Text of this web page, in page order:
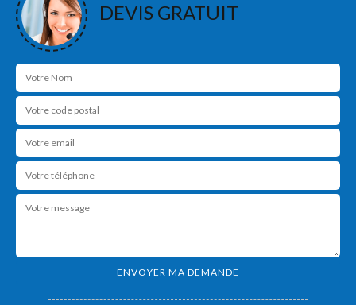
DEVIS GRATUIT